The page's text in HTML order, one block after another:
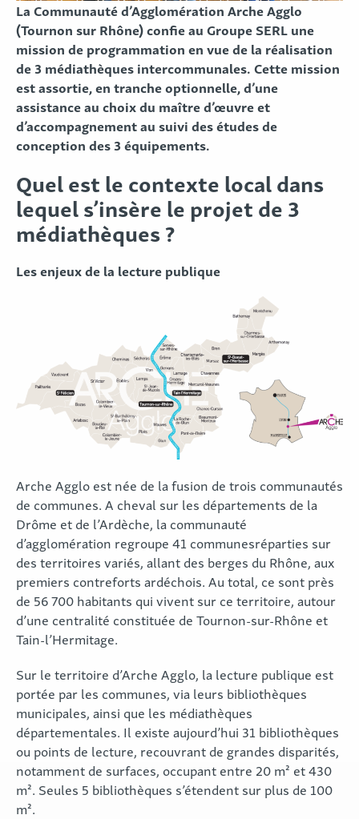
La Communauté d’Agglomération Arche Agglo
(Tournon sur Rhône) confie au Groupe SERL une
mission de programmation en vue de la réalisation
de 3 médiathèques intercommunales. Cette mission
est assortie, en tranche optionnelle, d’une
assistance au choix du maître d’œuvre et
d’accompagnement au suivi des études de
conception des 3 équipements.
Quel est le contexte local dans
lequel s’insère le projet de 3
médiathèques ?
Les enjeux de la lecture publique
Arche Agglo est née de la fusion de trois communautés
de communes. A cheval sur les départements de la
Drôme et de l’Ardèche, la communauté
d’agglomération regroupe 41 communesréparties sur
des territoires variés, allant des berges du Rhône, aux
premiers contreforts ardéchois. Au total, ce sont près
de 56 700 habitants qui vivent sur ce territoire, autour
d’une centralité constituée de Tournon-sur-Rhône et
Tain-l’Hermitage.
Sur le territoire d’Arche Agglo, la lecture publique est
portée par les communes, via leurs bibliothèques
municipales, ainsi que les médiathèques
départementales. Il existe aujourd’hui 31 bibliothèques
ou points de lecture, recouvrant de grandes disparités,
notamment de surfaces, occupant entre 20 m² et 430
m². Seules 5 bibliothèques s’étendent sur plus de 100
m².